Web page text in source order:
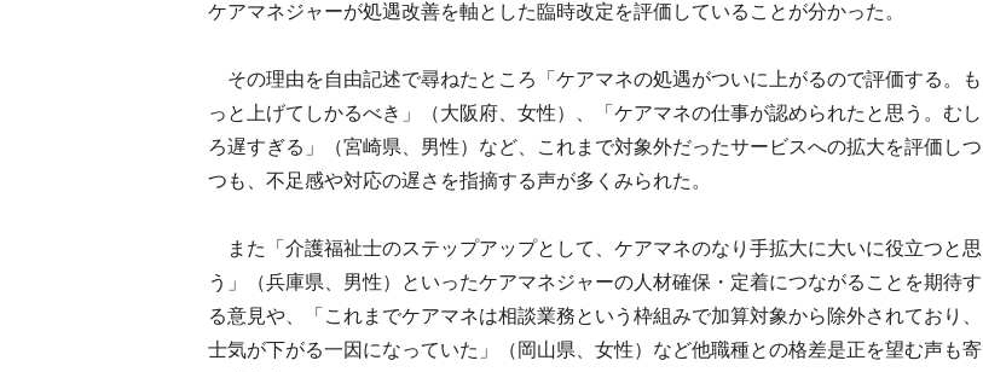
ケアマネジャーが処遇改善を軸とした臨時改定を評価していることが分かった。
その理由を自由記述で尋ねたところ「ケアマネの処遇がついに上がるので評価する。も
っと上げてしかるべき」（大阪府、女性）、「ケアマネの仕事が認められたと思う。むし
ろ遅すぎる」（宮崎県、男性）など、これまで対象外だったサービスへの拡大を評価しつ
つも、不足感や対応の遅さを指摘する声が多くみられた。
また「介護福祉士のステップアップとして、ケアマネのなり手拡大に大いに役立つと思
う」（兵庫県、男性）といったケアマネジャーの人材確保・定着につながることを期待す
る意見や、「これまでケアマネは相談業務という枠組みで加算対象から除外されており、
士気が下がる一因になっていた」（岡山県、女性）など他職種との格差是正を望む声も寄